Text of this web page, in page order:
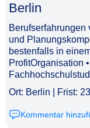
Berlin​‌‌‌‌​‌​‌‌​‌‌‌​‌​‌​
Berufserfahrungen
und
bestenfalls in
ProfitOrganisation
Ort: Berlin | Frist:
Kommentar